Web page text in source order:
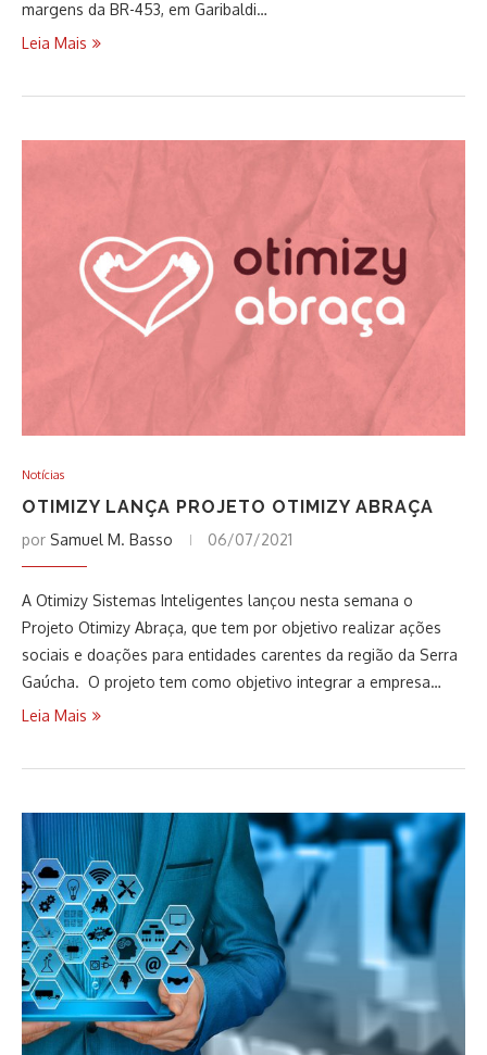
margens da BR-453, em Garibaldi…
Leia Mais
Notícias
OTIMIZY LANÇA PROJETO OTIMIZY ABRAÇA
por Samuel M. Basso 06/07/2021
A Otimizy Sistemas Inteligentes lançou nesta semana o
Projeto Otimizy Abraça, que tem por objetivo realizar ações
sociais e doações para entidades carentes da região da Serra
Gaúcha. O projeto tem como objetivo integrar a empresa…
Leia Mais